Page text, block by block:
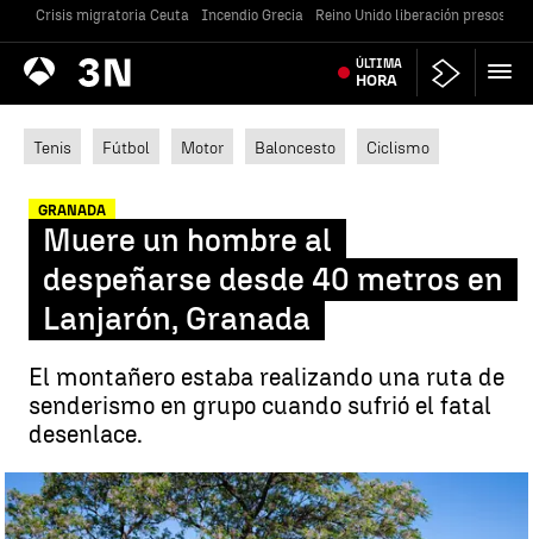
Crisis migratoria Ceuta Incendio Grecia Reino Unido liberación presos
Antena
3 Noticias ÚLTIMA
HORA
Tenis Fútbol Motor Baloncesto Ciclismo
GRANADA
Muere un hombre al
despeñarse desde 40 metros en
Lanjarón, Granada
El montañero estaba realizando una ruta de
senderismo en grupo cuando sufrió el fatal
desenlace.